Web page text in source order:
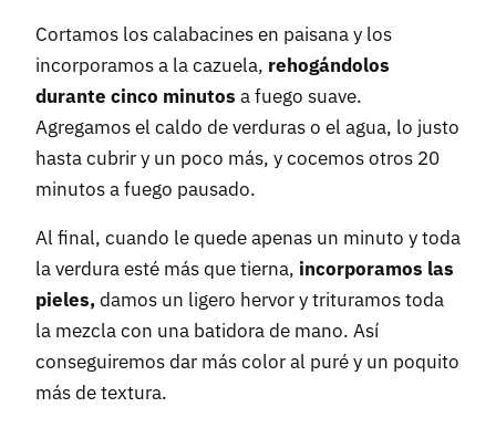
Cortamos los calabacines en paisana y los
incorporamos a la cazuela, rehogándolos
durante cinco minutos a fuego suave.
Agregamos el caldo de verduras o el agua, lo justo
hasta cubrir y un poco más, y cocemos otros 20
minutos a fuego pausado.
Al final, cuando le quede apenas un minuto y toda
la verdura esté más que tierna, incorporamos las
pieles,damos un ligero hervor y trituramos toda
la mezcla con una batidora de mano. Así
conseguiremos dar más color al puré y un poquito
más de textura.